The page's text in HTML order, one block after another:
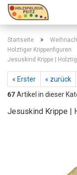
Startseite »
Holztiger Krippenfiguren
Jesuskind Krippe |
« Erster « zurück
67Artikel in dieser
Jesuskind Krippe |